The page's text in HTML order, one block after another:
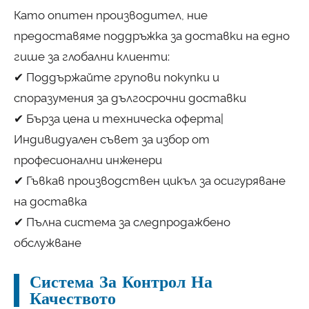
Като опитен производител, ние
предоставяме поддръжка за доставки на едно
гише за глобални клиенти:
✔ Поддържайте групови покупки и
споразумения за дългосрочни доставки
✔ Бърза цена и техническа оферта|
Индивидуален съвет за избор от
професионални инженери
✔ Гъвкав производствен цикъл за осигуряване
на доставка
✔ Пълна система за следпродажбено
обслужване
Система За Контрол На
Качеството